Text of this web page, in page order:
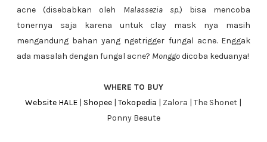
acne (disebabkan oleh Malassezia sp.) bisa mencoba
tonernya saja karena untuk clay mask nya masih
mengandung bahan yang ngetrigger fungal acne. Enggak
ada masalah dengan fungal acne? Monggodicoba keduanya!
WHERE TO BUY
Website HALE | Shopee |Tokopedia | Zalora | The Shonet |
Ponny Beaute